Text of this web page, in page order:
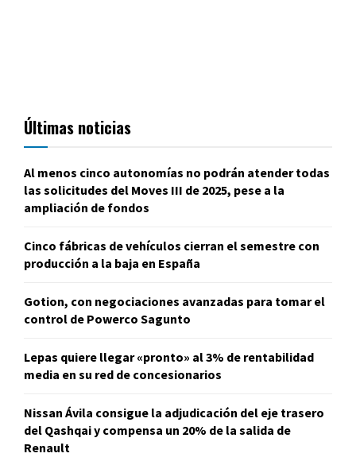
Últimas noticias
Al menos cinco autonomías no podrán atender todas
las solicitudes del Moves III de 2025, pese a la
ampliación de fondos
Cinco fábricas de vehículos cierran el semestre con
producción a la baja en España
Gotion, con negociaciones avanzadas para tomar el
control de Powerco Sagunto
Lepas quiere llegar «pronto» al 3% de rentabilidad
media en su red de concesionarios
Nissan Ávila consigue la adjudicación del eje trasero
del Qashqai y compensa un 20% de la salida de
Renault